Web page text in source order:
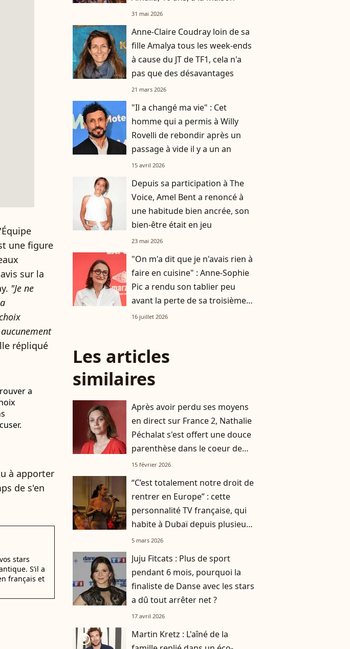
une figure
sur la
"Je ne
répliqué
a
à apporter
de s'en
stars
S’il a
français et
31 mai 2026
Anne-Claire Coudray loin de sa
fille Amalya tous les week-ends
à cause du JT de TF1, cela n'a
pas que des désavantages
21 mars 2026
"Il a changé ma vie" : Cet
homme qui a permis à Willy
Rovelli de rebondir après un
passage à vide il y a un an
15 avril 2026
Depuis sa participation à The
Voice, Amel Bent a renoncé à
une habitude bien ancrée, son
bien-être était en jeu
23 mai 2026
"On m'a dit que je n'avais rien à
faire en cuisine" : Anne-Sophie
Pic a rendu son tablier peu
avant la perte de sa troisième
étoile
16 juillet 2026
Les articles
similaires
Après avoir perdu ses moyens
en direct sur France 2, Nathalie
Péchalat s'est offert une douce
parenthèse dans le coeur de
Milan
15 février 2026
“C’est totalement notre droit de
rentrer en Europe” : cette
personnalité TV française, qui
habite à Dubaï depuis plusieurs
années, sort de sa réserve
5 mars 2026
Juju Fitcats : Plus de sport
pendant 6 mois, pourquoi la
finaliste de Danse avec les stars
a dû tout arrêter net ?
17 avril 2026
player2
Martin Kretz : L'aîné de la